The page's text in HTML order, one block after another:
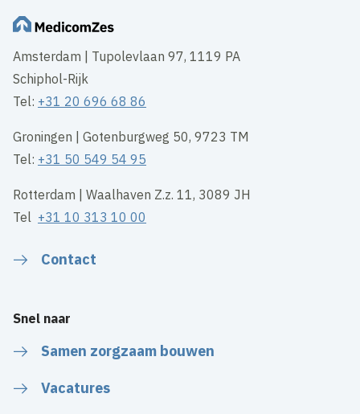
Amsterdam | Tupolevlaan 97, 1119 PA
Schiphol-Rijk
Tel: +31 20 696 68 86
Groningen | Gotenburgweg 50, 9723 TM
Tel: +31 50 549 54 95
Rotterdam | Waalhaven Z.z. 11, 3089 JH
Tel +31 10 313 10 00
Contact
Snel naar
Samen zorgzaam bouwen
Vacatures